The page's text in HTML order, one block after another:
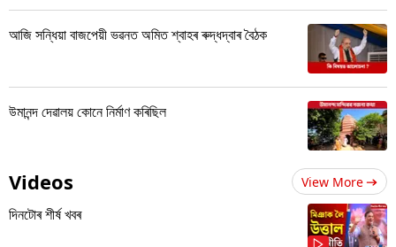
আজি সন্ধিয়া বাজপেয়ী ভৱনত অমিত শ্বাহৰ ৰুদ্ধদ্বাৰ বৈঠক
উমানন্দ দেৱালয় কোনে নিৰ্মাণ কৰিছিল
Videos View More
দিনটোৰ শীৰ্ষ খবৰ